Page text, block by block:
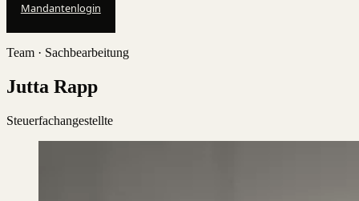
Mandantenlogin
Team · Sachbearbeitung
Jutta Rapp
Steuerfachangestellte